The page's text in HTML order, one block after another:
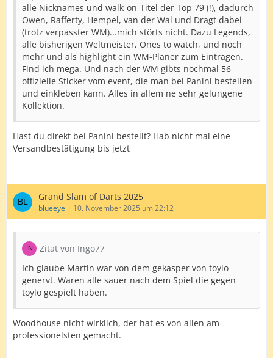
alle Nicknames und walk-on-Titel der Top 79 (!), dadurch
Owen, Rafferty, Hempel, van der Wal und Dragt dabei
(trotz verpasster WM)...mich störts nicht. Dazu Legends,
alle bisherigen Weltmeister, Ones to watch, und noch
mehr und als highlight ein WM-Planer zum Eintragen.
Find ich mega. Und nach der WM gibts nochmal 56
offizielle Sticker vom event, die man bei Panini bestellen
und einkleben kann. Alles in allem ne sehr gelungene
Kollektion.
Hast du direkt bei Panini bestellt? Hab nicht mal eine
Versandbestätigung bis jetzt
Grand Slam of Darts 2025
blueeye 10. November 2025 um 22:12
Zitat von Ingo77
Ich glaube Martin war von dem gekasper von toylo
genervt. Waren alle sauer nach dem Spiel die gegen
toylo gespielt haben.
Woodhouse nicht wirklich, der hat es von allen am
professionelsten gemacht.